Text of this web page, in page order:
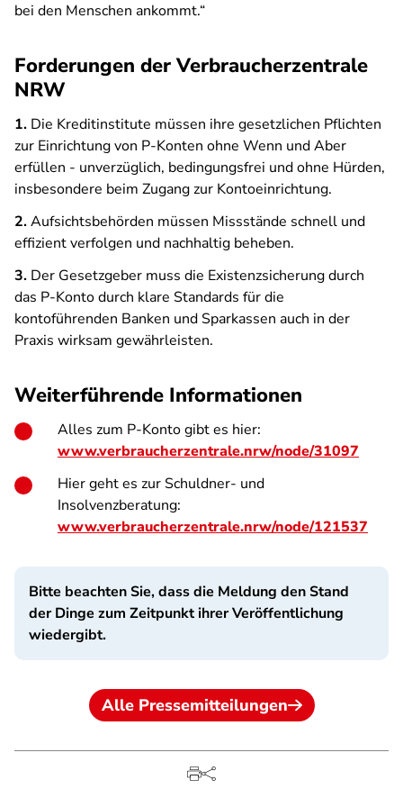
bei den Menschen ankommt.“
Forderungen der Verbraucherzentrale
NRW
1. Die Kreditinstitute müssen ihre gesetzlichen Pflichten
zur Einrichtung von P-Konten ohne Wenn und Aber
erfüllen - unverzüglich, bedingungsfrei und ohne Hürden,
insbesondere beim Zugang zur Kontoeinrichtung.
2.Aufsichtsbehörden müssen Missstände schnell und
effizient verfolgen und nachhaltig beheben.
3. Der Gesetzgeber muss die Existenzsicherung durch
das P-Konto durch klare Standards für die
kontoführenden Banken und Sparkassen auch in der
Praxis wirksam gewährleisten.
Weiterführende Informationen
Alles zum P-Konto gibt es hier:
www.verbraucherzentrale.nrw/node/31097
Hier geht es zur Schuldner- und
Insolvenzberatung:
www.verbraucherzentrale.nrw/node/121537
Bitte beachten Sie, dass die Meldung den Stand
der Dinge zum Zeitpunkt ihrer Veröffentlichung
wiedergibt.
Alle Pressemitteilungen